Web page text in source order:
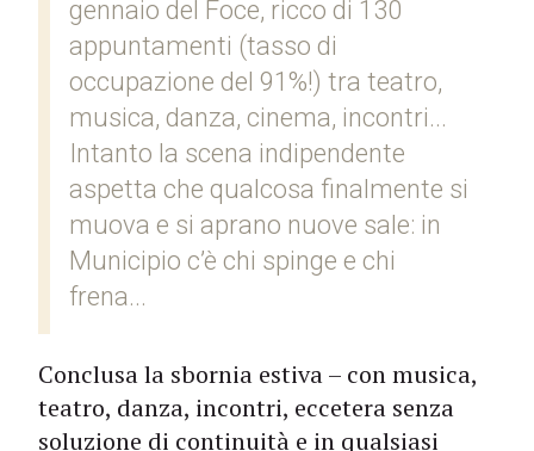
gennaio del Foce, ricco di 130
appuntamenti (tasso di
occupazione del 91%!) tra teatro,
musica, danza, cinema, incontri...
Intanto la scena indipendente
aspetta che qualcosa finalmente si
muova e si aprano nuove sale: in
Municipio c’è chi spinge e chi
frena...
Conclusa la sbornia estiva – con musica,
teatro, danza, incontri, eccetera senza
soluzione di continuità e in qualsiasi